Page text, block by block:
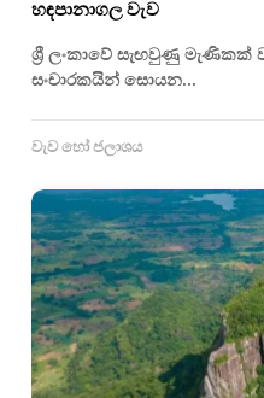
හඳපානාගල වැව
ශ්‍රී ලංකාවේ සැඟවුණු මැණිකක්
සංචාරකයින් සොයන...
වැව හෝ ජලාශය